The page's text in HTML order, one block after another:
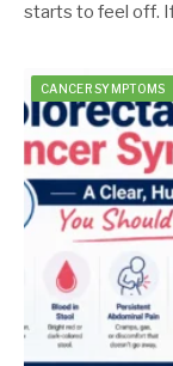
starts to feel off.
CANCER SYMPTOMS